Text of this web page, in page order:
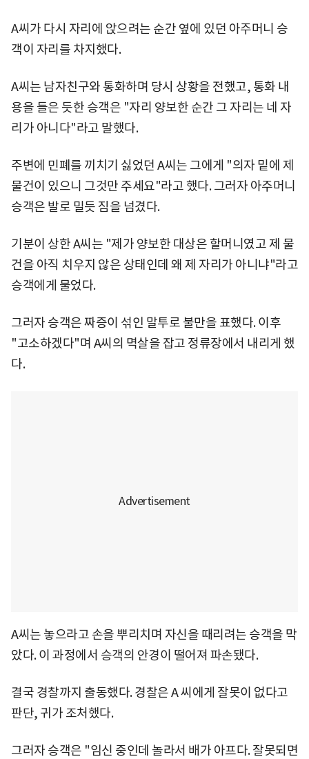
A씨가 다시 자리에 앉으려는 순간 옆에 있던 아주머니 승
객이 자리를 차지했다.
A씨는 남자친구와 통화하며 당시 상황을 전했고, 통화 내
용을 들은 듯한 승객은 "자리 양보한 순간 그 자리는 네 자
리가 아니다"라고 말했다.
주변에 민폐를 끼치기 싫었던 A씨는 그에게 "의자 밑에 제
물건이 있으니 그것만 주세요"라고 했다. 그러자 아주머니
승객은 발로 밀듯 짐을 넘겼다.
기분이 상한 A씨는 "제가 양보한 대상은 할머니였고 제 물
건을 아직 치우지 않은 상태인데 왜 제 자리가 아니냐"라고
승객에게 물었다.
그러자 승객은 짜증이 섞인 말투로 불만을 표했다. 이후
"고소하겠다"며 A씨의 멱살을 잡고 정류장에서 내리게 했
다.
A씨는 놓으라고 손을 뿌리치며 자신을 때리려는 승객을 막
았다. 이 과정에서 승객의 안경이 떨어져 파손됐다.
결국 경찰까지 출동했다. 경찰은 A 씨에게 잘못이 없다고
판단, 귀가 조처했다.
그러자 승객은 "임신 중인데 놀라서 배가 아프다. 잘못되면